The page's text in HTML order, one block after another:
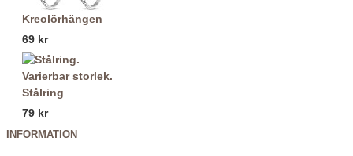
Kreolörhängen
69 kr
Stålring
79 kr
INFORMATION